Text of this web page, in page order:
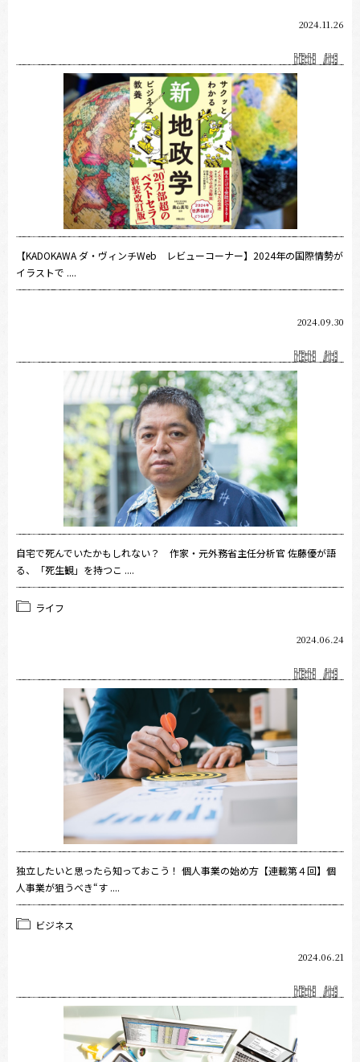
2024.11.26
【KADOKAWA ダ・ヴィンチWeb レビューコーナー】2024年の国際情勢が
イラストで ....
2024.09.30
自宅で死んでいたかもしれない？ 作家・元外務省主任分析官 佐藤優が語
る、「死生観」を持つこ ....
ライフ
2024.06.24
独立したいと思ったら知っておこう！ 個人事業の始め方【連載第４回】個
人事業が狙うべき“す ....
ビジネス
2024.06.21